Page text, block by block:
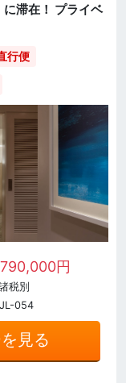
滞在！ プライベ
行便
円
税別
054
見る